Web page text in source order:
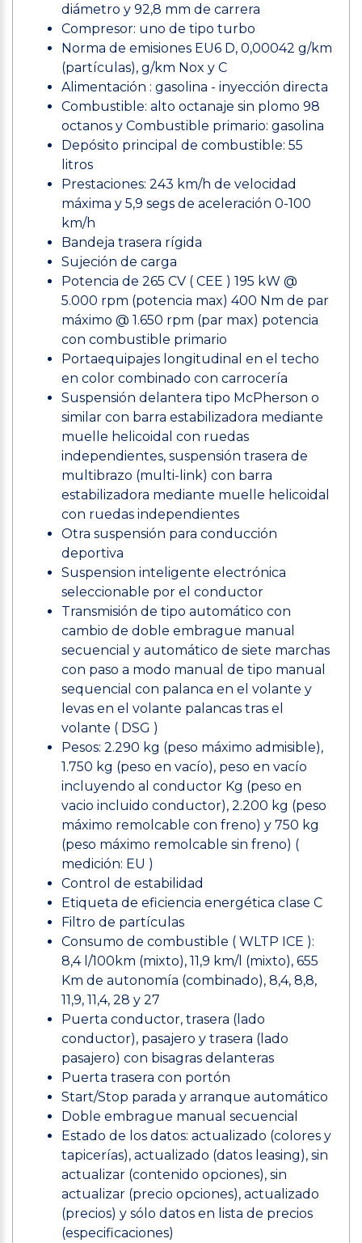
diámetro y 92,8 mm de carrera
Compresor: uno de tipo turbo
Norma de emisiones EU6 D, 0,00042 g/km
(partículas), g/km Nox y C
Alimentación : gasolina - inyección directa
Combustible: alto octanaje sin plomo 98
octanos y Combustible primario: gasolina
Depósito principal de combustible: 55
litros
Prestaciones: 243 km/h de velocidad
máxima y 5,9 segs de aceleración 0-100
km/h
Bandeja trasera rígida
Sujeción de carga
Potencia de 265 CV ( CEE ) 195 kW @
5.000 rpm (potencia max) 400 Nm de par
máximo @ 1.650 rpm (par max) potencia
con combustible primario
Portaequipajes longitudinal en el techo
en color combinado con carrocería
Suspensión delantera tipo McPherson o
similar con barra estabilizadora mediante
muelle helicoidal con ruedas
independientes, suspensión trasera de
multibrazo (multi-link) con barra
estabilizadora mediante muelle helicoidal
con ruedas independientes
Otra suspensión para conducción
deportiva
Suspension inteligente electrónica
seleccionable por el conductor
Transmisión de tipo automático con
cambio de doble embrague manual
secuencial y automático de siete marchas
con paso a modo manual de tipo manual
sequencial con palanca en el volante y
levas en el volante palancas tras el
volante ( DSG )
Pesos: 2.290 kg (peso máximo admisible),
1.750 kg (peso en vacío), peso en vacío
incluyendo al conductor Kg (peso en
vacio incluido conductor), 2.200 kg (peso
máximo remolcable con freno) y 750 kg
(peso máximo remolcable sin freno) (
medición: EU )
Control de estabilidad
Etiqueta de eficiencia energética clase C
Filtro de partículas
Consumo de combustible ( WLTP ICE ):
8,4 l/100km (mixto), 11,9 km/l (mixto), 655
Km de autonomía (combinado), 8,4, 8,8,
11,9, 11,4, 28 y 27
Puerta conductor, trasera (lado
conductor), pasajero y trasera (lado
pasajero) con bisagras delanteras
Puerta trasera con portón
Start/Stop parada y arranque automático
Doble embrague manual secuencial
Estado de los datos: actualizado (colores y
tapicerías), actualizado (datos leasing), sin
actualizar (contenido opciones), sin
actualizar (precio opciones), actualizado
(precios) y sólo datos en lista de precios
(especificaciones)